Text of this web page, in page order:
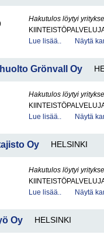
Hakutulos löytyi
Lue lisää..
Näytä
Grönvall Oy
Hakutulos löytyi
Lue lisää..
Näytä
Oy HELSINKI
Hakutulos löytyi
Lue lisää..
Näytä
Oy HELSINKI